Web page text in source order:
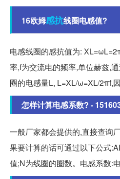
16欧姆感抗线圈电感值?
电感线圈的感抗值为:
率,f为交流电的频率,单位赫兹,
圈的电感量L, L=XL/ω=XL/2πf,
怎样计算电感系数? -
一般厂家都会提供的,直接查询
果要计算的话可通过以下公式
值;N为线圈的圈数。电感系数:电